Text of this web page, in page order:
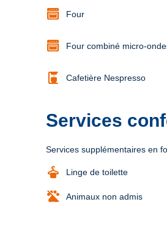
Four
Four combiné micro-
coffee_maker Cafetière Nespresso
Services
Services supplémentaires en
dry_cleaning Linge de toilette
Animaux non admis